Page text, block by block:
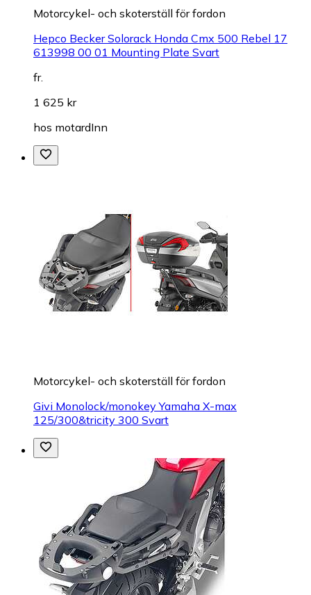
Motorcykel- och skoterställ för fordon
Hepco Becker Solorack Honda Cmx 500 Rebel 17
613998 00 01 Mounting Plate Svart
fr.
1 625 kr
hos motardInn
Motorcykel- och skoterställ för fordon
Givi Monolock/monokey Yamaha X-max
125/300&tricity 300 Svart